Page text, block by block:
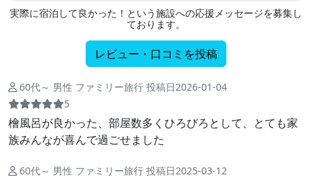
実際に宿泊して良かった！という施設への応援メッセージを募集し
ております。
レビュー・口コミを投稿
60代～ 男性 ファミリー旅行 投稿日2026-01-04
5
檜風呂が良かった、部屋数多くひろびろとして、とても家
族みんなが喜んで過ごせました
60代～ 男性 ファミリー旅行 投稿日2025-03-12